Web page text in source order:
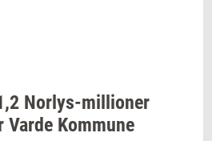
Norlys-​millioner
Varde Kom­mu­ne